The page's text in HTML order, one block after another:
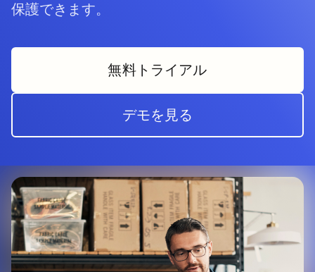
保護できます。
無料トライアル
デモを見る